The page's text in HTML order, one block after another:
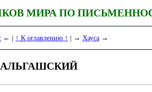
МИРА ПО
← | ↑ К оглавлению ↑ | → Хауса →